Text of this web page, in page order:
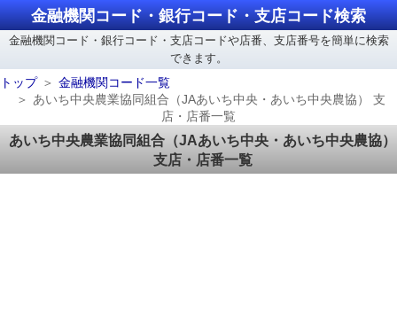
金融機関コード・銀行コード・支店コード検索
金融機関コード・銀行コード・支店コードや店番、支店番号を簡単に検索
できます。
トップ
金融機関コード一覧
あいち中央農業協同組合（JAあいち中央・あいち中央農協） 支
店・店番一覧
あいち中央農業協同組合（JAあいち中央・あいち中央農協）
支店・店番一覧